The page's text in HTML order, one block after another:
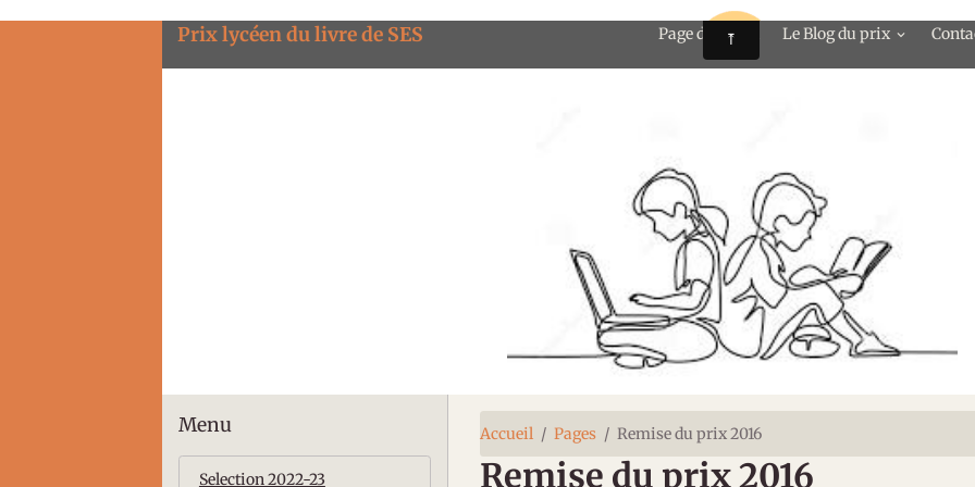
Prix lycéen du livre de SES Page d'accueil Le Blog du prix
Accueil Pages Remise du prix 2016
Remise du prix 2016
Menu
Selection 2022-23